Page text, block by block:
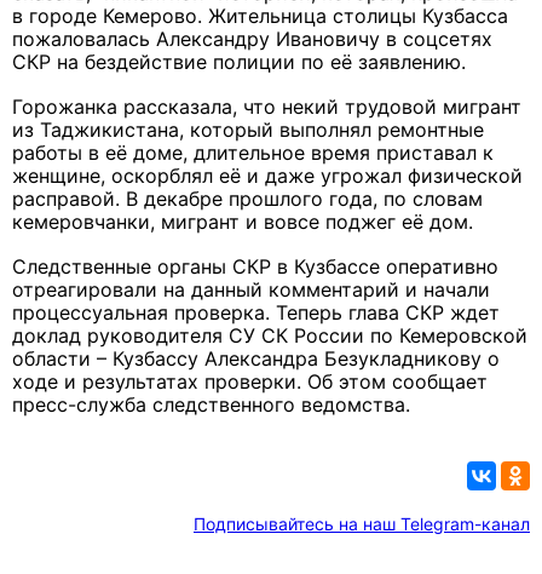
в городе Кемерово. Жительница столицы Кузбасса
пожаловалась Александру Ивановичу в соцсетях
СКР на бездействие полиции по её заявлению.
Горожанка рассказала, что некий трудовой мигрант
из Таджикистана, который выполнял ремонтные
работы в её доме, длительное время приставал к
женщине, оскорблял её и даже угрожал физической
расправой. В декабре прошлого года, по словам
кемеровчанки, мигрант и вовсе поджег её дом.
Следственные органы СКР в Кузбассе оперативно
отреагировали на данный комментарий и начали
процессуальная проверка. Теперь глава СКР ждет
доклад руководителя СУ СК России по Кемеровской
области – Кузбассу Александра Безукладникову о
ходе и результатах проверки. Об этом сообщает
пресс-служба следственного ведомства.
Подписывайтесь на наш Telegram-канал